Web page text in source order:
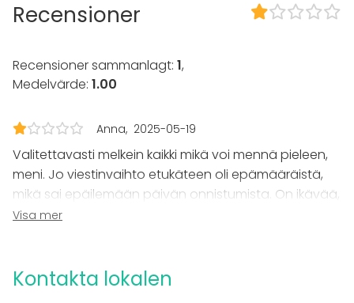
Evenemang
Bröllop
Spa / relax / bastu
Möte
Konferens
Mässa / Utställning
Föreställning / show
Rekreation
Upplevelse / aktivitet
Lokal
Recensioner
Recensioner sammanlagt: 1,
Medelvärde: 1.00
Anna 2025-05-19
Valitettavasti melkein kaikki mikä voi mennä pieleen,
meni. Jo viestinvaihto etukäteen oli epämääräistä,
mikä sai epäilemään päivän onnistumista. On ikävää,
että päivän järjestäjänä joutuu jännittämään
kokemusta kokousten järjestämisestä.
Visa mer
Kontakta lokalen